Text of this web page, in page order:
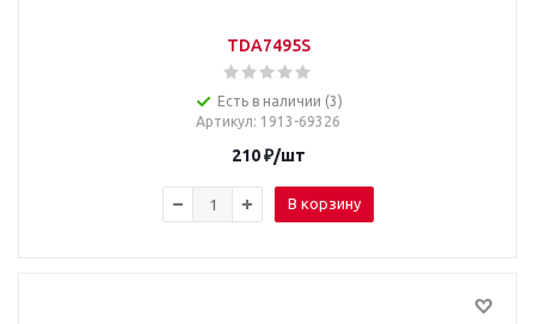
TDA7495S
Есть в наличии (3)
Артикул: 1913-69326
210₽/шт
В корзину